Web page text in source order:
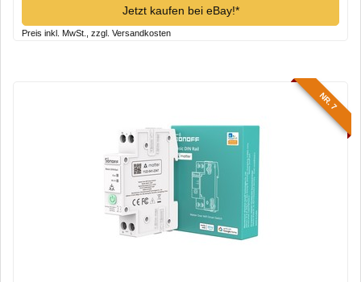
Jetzt kaufen bei eBay!*
Preis inkl. MwSt., zzgl. Versandkosten
NR. 7